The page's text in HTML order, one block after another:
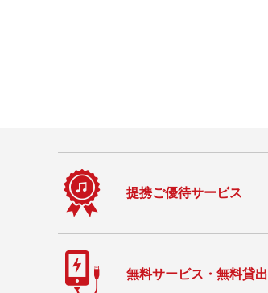
提携ご優待サービス
無料サービス・無料貸出